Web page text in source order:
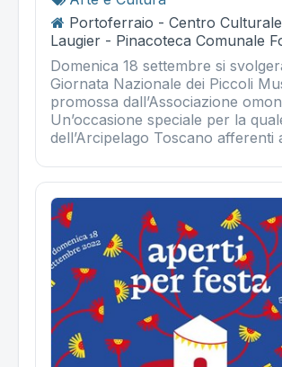
Portoferraio - Centro
Laugier - Pinacoteca Comunale
Domenica 18 settembre si
Giornata Nazionale dei Piccoli
promossa dall’Associazione
Un’occasione speciale per la
dell’Arcipelago Toscano afferenti